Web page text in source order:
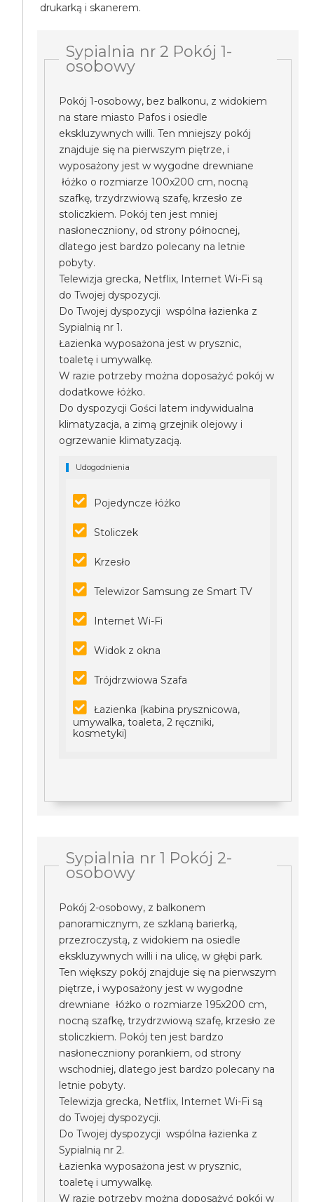
drukarką i skanerem.
Sypialnia nr 2 Pokój 1-
osobowy
Pokój 1-osobowy, bez balkonu, z widokiem
na stare miasto Pafos i osiedle
ekskluzywnych willi. Ten mniejszy pokój
znajduje się na pierwszym piętrze, i
wyposażony jest w wygodne drewniane
łóżko o rozmiarze 100x200 cm, nocną
szafkę, trzydrzwiową szafę, krzesło ze
stoliczkiem. Pokój ten jest mniej
nasłoneczniony, od strony północnej,
dlatego jest bardzo polecany na letnie
pobyty.
Telewizja grecka, Netflix, Internet Wi-Fi są
do Twojej dyspozycji.
Do Twojej dyspozycji wspólna łazienka z
Sypialnią nr 1.
Łazienka wyposażona jest w prysznic,
toaletę i umywalkę.
W razie potrzeby można doposażyć pokój w
dodatkowe łóżko.
Do dyspozycji Gości latem indywidualna
klimatyzacja, a zimą grzejnik olejowy i
ogrzewanie klimatyzacją.
Udogodnienia
Pojedyncze łóżko
Stoliczek
Krzesło
Telewizor Samsung ze Smart TV
Internet Wi-Fi
Widok z okna
Trójdrzwiowa Szafa
Łazienka (kabina prysznicowa,
umywalka, toaleta, 2 ręczniki,
kosmetyki)
Sypialnia nr 1 Pokój 2-
osobowy
Pokój 2-osobowy, z balkonem
panoramicznym, ze szklaną barierką,
przezroczystą, z widokiem na osiedle
ekskluzywnych willi i na ulicę, w głębi park.
Ten większy pokój znajduje się na pierwszym
piętrze, i wyposażony jest w wygodne
drewniane łóżko o rozmiarze 195x200 cm,
nocną szafkę, trzydrzwiową szafę, krzesło ze
stoliczkiem. Pokój ten jest bardzo
nasłoneczniony porankiem, od strony
wschodniej, dlatego jest bardzo polecany na
letnie pobyty.
Telewizja grecka, Netflix, Internet Wi-Fi są
do Twojej dyspozycji.
Do Twojej dyspozycji wspólna łazienka z
Sypialnią nr 2.
Łazienka wyposażona jest w prysznic,
toaletę i umywalkę.
W razie potrzeby można doposażyć pokój w